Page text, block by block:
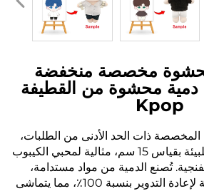
مخصصة منخفضة
15 سم دمية محشوة من القطيفة
Kpop
ذات الحد الأدنى من الطلبات،
دمية إسفنجية صديقة للبيئة بقياس 15 سم، مثالية لمحبي الكيبوب
تُصنع الدمية من مواد مستدامة،
مصنوعة من مواد قابلة لإعادة التدوير بنسبة 100٪، مما يتماشى